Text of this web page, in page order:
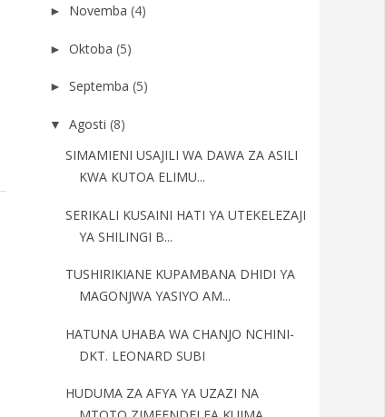
► Novemba (4)
► Oktoba (5)
► Septemba (5)
▼ Agosti (8)
SIMAMIENI USAJILI WA DAWA ZA ASILI
KWA KUTOA ELIMU...
SERIKALI KUSAINI HATI YA UTEKELEZAJI
YA SHILINGI B...
TUSHIRIKIANE KUPAMBANA DHIDI YA
MAGONJWA YASIYO AM...
HATUNA UHABA WA CHANJO NCHINI-
DKT. LEONARD SUBI
HUDUMA ZA AFYA YA UZAZI NA